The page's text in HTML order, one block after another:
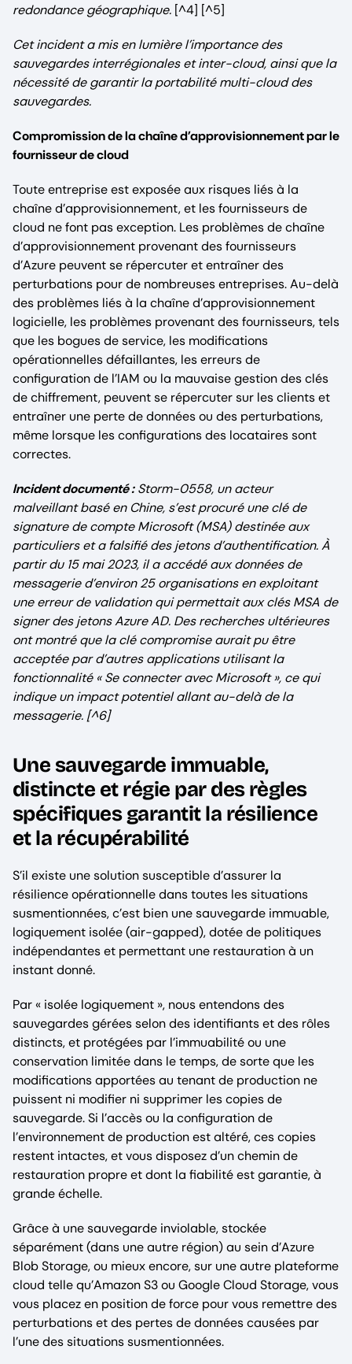
redondance géographique. [^4] [^5]
Cet incident a mis en lumière l’importance des
sauvegardes interrégionales et inter-cloud, ainsi que la
nécessité de garantir la portabilité multi-cloud des
sauvegardes.
Compromission de la chaîne d’approvisionnement par le
fournisseur de cloud
Toute entreprise est exposée aux risques liés à la
chaîne d’approvisionnement, et les fournisseurs de
cloud ne font pas exception. Les problèmes de chaîne
d’approvisionnement provenant des fournisseurs
d’Azure peuvent se répercuter et entraîner des
perturbations pour de nombreuses entreprises. Au-delà
des problèmes liés à la chaîne d’approvisionnement
logicielle, les problèmes provenant des fournisseurs, tels
que les bogues de service, les modifications
opérationnelles défaillantes, les erreurs de
configuration de l’IAM ou la mauvaise gestion des clés
de chiffrement, peuvent se répercuter sur les clients et
entraîner une perte de données ou des perturbations,
même lorsque les configurations des locataires sont
correctes.
Incident documenté :Storm-0558, un acteur
malveillant basé en Chine, s’est procuré une clé de
signature de compte Microsoft (MSA) destinée aux
particuliers et a falsifié des jetons d’authentification. À
partir du 15 mai 2023, il a accédé aux données de
messagerie d’environ 25 organisations en exploitant
une erreur de validation qui permettait aux clés MSA de
signer des jetons Azure AD. Des recherches ultérieures
ont montré que la clé compromise aurait pu être
acceptée par d’autres applications utilisant la
fonctionnalité « Se connecter avec Microsoft », ce qui
indique un impact potentiel allant au-delà de la
messagerie. [^6]
Une sauvegarde immuable,
distincte et régie par des règles
spécifiques garantit la résilience
et la récupérabilité
S’il existe une solution susceptible d’assurer la
résilience opérationnelle dans toutes les situations
susmentionnées, c’est bien une sauvegarde immuable,
logiquement isolée (air-gapped), dotée de politiques
indépendantes et permettant une restauration à un
instant donné.
Par « isolée logiquement », nous entendons des
sauvegardes gérées selon des identifiants et des rôles
distincts, et protégées par l’immuabilité ou une
conservation limitée dans le temps, de sorte que les
modifications apportées au tenant de production ne
puissent ni modifier ni supprimer les copies de
sauvegarde. Si l’accès ou la configuration de
l’environnement de production est altéré, ces copies
restent intactes, et vous disposez d’un chemin de
restauration propre et dont la fiabilité est garantie, à
grande échelle.
Grâce à une sauvegarde inviolable, stockée
séparément (dans une autre région) au sein d’Azure
Blob Storage, ou mieux encore, sur une autre plateforme
cloud telle qu’Amazon S3 ou Google Cloud Storage, vous
vous placez en position de force pour vous remettre des
perturbations et des pertes de données causées par
l’une des situations susmentionnées.